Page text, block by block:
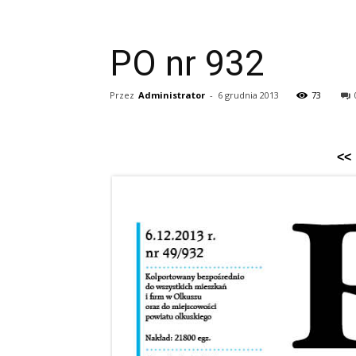
PO nr 932
Przez Administrator - 6 grudnia 2013 73